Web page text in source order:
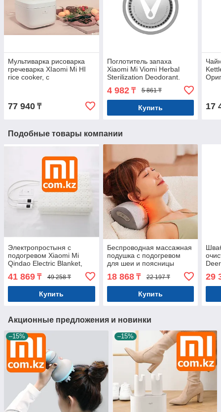
Мультиварка рисоварка
гречеварка XIaomi Mi HI
rice cooker, с
77 940 ₸
Поглотитель запаха
Xiaomi Mi Viomi Herbal
Sterilization Deodorant.
Очиститель холодильника.
Фильтр. Арт.5921
4 982₸ 5 861 ₸
Купить 17
Подобные товары компании
Электропростыня с
подогревом Xiaomi Mi
Qindao Electric Blanket,
оригинал Арт.6639
41 869 ₸ 49 258 ₸
Купить
Беспроводная массажная
подушка с подогревом
для шеи и поясницы
Xiaomi Repor Smart Neck
Mas. Оригинал. Арт.7183
18 868₸ 22 197 ₸
Купить
29
Акционные предложения и новинки
–15% –15%